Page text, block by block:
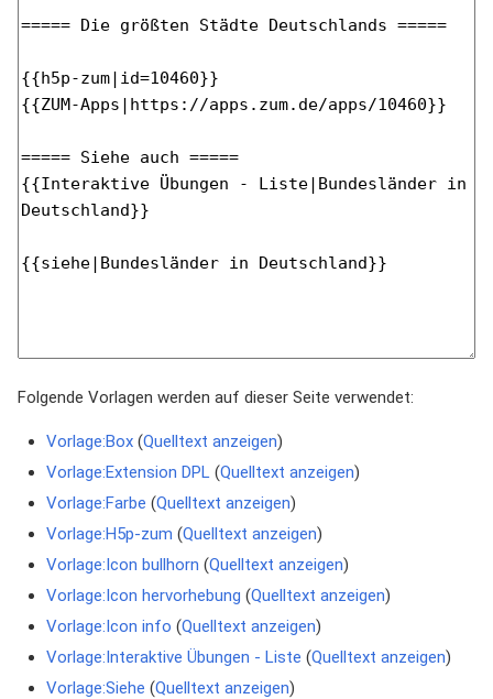
Folgende Vorlagen werden auf dieser Seite verwendet:
Vorlage:Box(Quelltext anzeigen)
Vorlage:Extension DPL(Quelltext anzeigen)
Vorlage:Farbe (Quelltext anzeigen)
Vorlage:H5p-zum (Quelltext anzeigen)
Vorlage:Icon bullhorn (Quelltext anzeigen)
Vorlage:Icon hervorhebung (Quelltext anzeigen)
Vorlage:Icon info (Quelltext anzeigen)
Vorlage:Interaktive Übungen - Liste (Quelltext anzeigen)
Vorlage:Siehe (Quelltext anzeigen)